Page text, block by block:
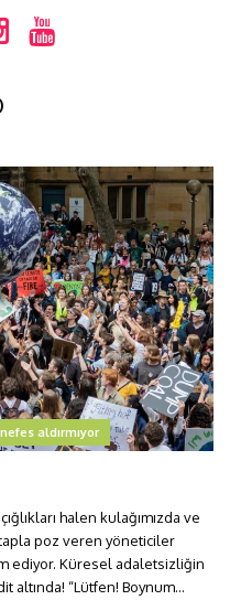
aldırmıyor
halen kulağımızda ve
poz veren yöneticiler
ediyor. Küresel adaletsizliğin
altında! “Lütfen! Boynum…